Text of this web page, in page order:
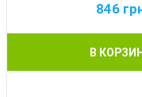
846
В